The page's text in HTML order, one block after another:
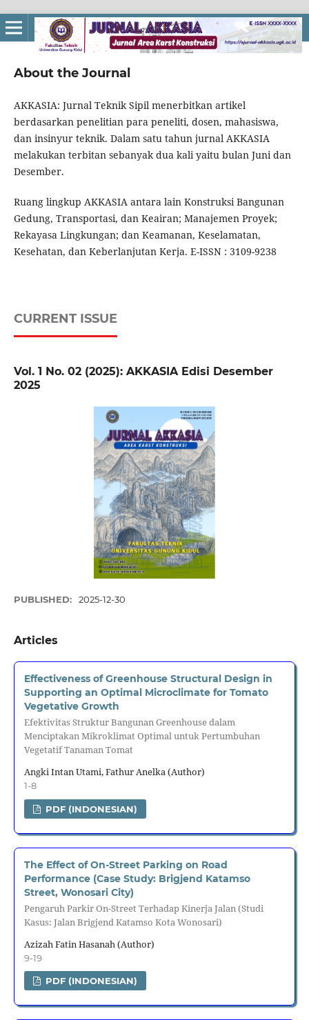
About the Journal
AKKASIA: Jurnal Teknik Sipil menerbitkan artikel
berdasarkan penelitian para peneliti, dosen, mahasiswa,
dan insinyur teknik. Dalam satu tahun jurnal AKKASIA
melakukan terbitan sebanyak dua kali yaitu bulan Juni dan
Desember.
Ruang lingkup AKKASIA antara lain Konstruksi Bangunan
Gedung, Transportasi, dan Keairan; Manajemen Proyek;
Rekayasa Lingkungan; dan Keamanan, Keselamatan,
Kesehatan, dan Keberlanjutan Kerja. E-ISSN : 3109-9238
CURRENT ISSUE
Vol. 1 No. 02 (2025): AKKASIA Edisi Desember
2025
PUBLISHED: 2025-12-30
Articles
Effectiveness of Greenhouse Structural Design in
Supporting an Optimal Microclimate for Tomato
Vegetative Growth
Efektivitas Struktur Bangunan Greenhouse dalam
Menciptakan Mikroklimat Optimal untuk Pertumbuhan
Vegetatif Tanaman Tomat
Angki Intan Utami, Fathur Anelka (Author)
1-8
PDF (INDONESIAN)
The Effect of On-Street Parking on Road
Performance (Case Study: Brigjend Katamso
Street, Wonosari City)
Pengaruh Parkir On-Street Terhadap Kinerja Jalan (Studi
Kasus: Jalan Brigjend Katamso Kota Wonosari)
Azizah Fatin Hasanah (Author)
9-19
PDF (INDONESIAN)